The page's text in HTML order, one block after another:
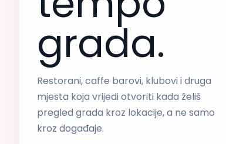
grada.
Restorani, caffe barovi, klubovi i druga
mjesta koja vrijedi otvoriti kada želiš
pregled grada kroz lokacije, a ne samo
kroz događaje.